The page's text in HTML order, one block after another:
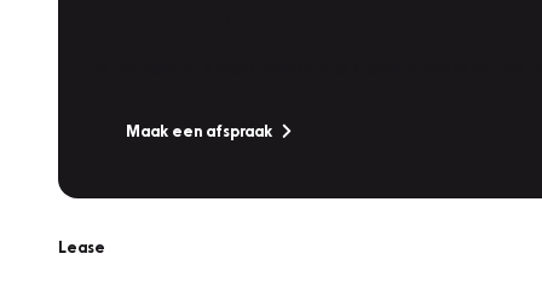
Maak een afspraak
Lease